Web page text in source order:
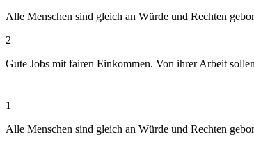
Alle Menschen sind gleich an Würde und Rechten
2
Gute Jobs mit fairen Einkommen. Von ihrer Arbeit
1
Alle Menschen sind gleich an Würde und Rechten